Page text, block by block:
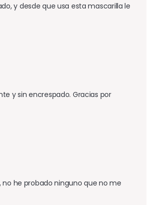
y desde que usa esta mascarilla le
y sin encrespado. Gracias por
no he probado ninguno que no me